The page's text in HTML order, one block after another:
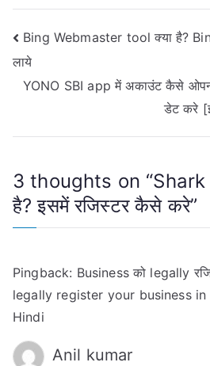
Post
navigation
Bing Webmaster tool क्या है?
लाये
YONO SBI app में अकाउंट कैसे
डेट करे
3 thoughts on “Shark
है? इसमें रजिस्टर कैसे करे”
Pingback: Business को legally
legally register your business
Hindi
Anil kumar